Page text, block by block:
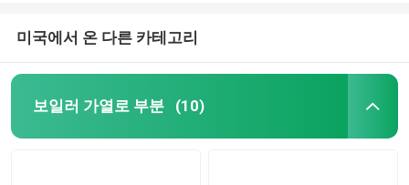
미국에서 온 다른 카테고리
보일러 가열로 부분 (10)